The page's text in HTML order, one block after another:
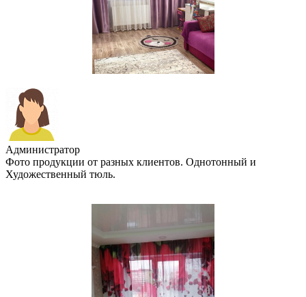
Администратор
Фото продукции от разных клиентов. Однотонный и
Художественный тюль.